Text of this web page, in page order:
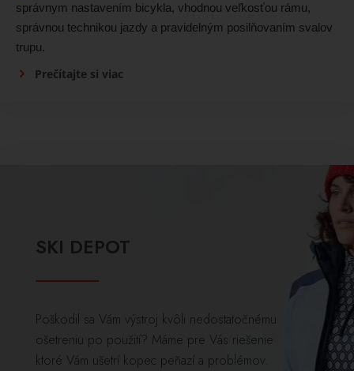
správnym nastavením bicykla, vhodnou veľkosťou rámu,
správnou technikou jazdy a pravidelným posilňovaním svalov
trupu.
Prečítajte si viac
SKI DEPOT
Poškodil sa Vám výstroj kvôli nedostatočnému
ošetreniu po použití? Máme pre Vás riešenie
ktoré Vám ušetrí kopec peňazí a problémov.